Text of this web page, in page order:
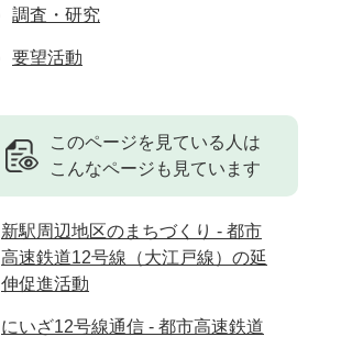
調査・研究
要望活動
このページを見ている人は
こんなページも見ています
新駅周辺地区のまちづくり - 都市
高速鉄道12号線（大江戸線）の延
伸促進活動
にいざ12号線通信 - 都市高速鉄道